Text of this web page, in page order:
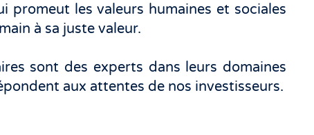
promeut les valeurs humaines et sociales
à sa juste valeur.
sont des experts dans leurs domaines
aux attentes de nos investisseurs.